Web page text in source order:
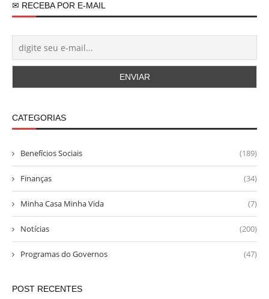
✉ RECEBA POR E-MAIL
CATEGORIAS
Benefícios Sociais (189)
Finanças (34)
Minha Casa Minha Vida (7)
Notícias (200)
Programas do Governos (47)
POST RECENTES